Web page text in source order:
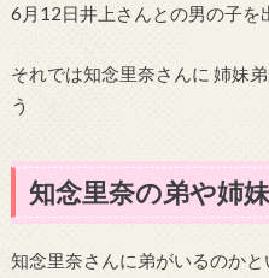
6月12日井上さんとの男の子を
それでは知念里奈さんに 姉妹
う
知念里奈の弟や姉
知念里奈さんに弟がいるのかと